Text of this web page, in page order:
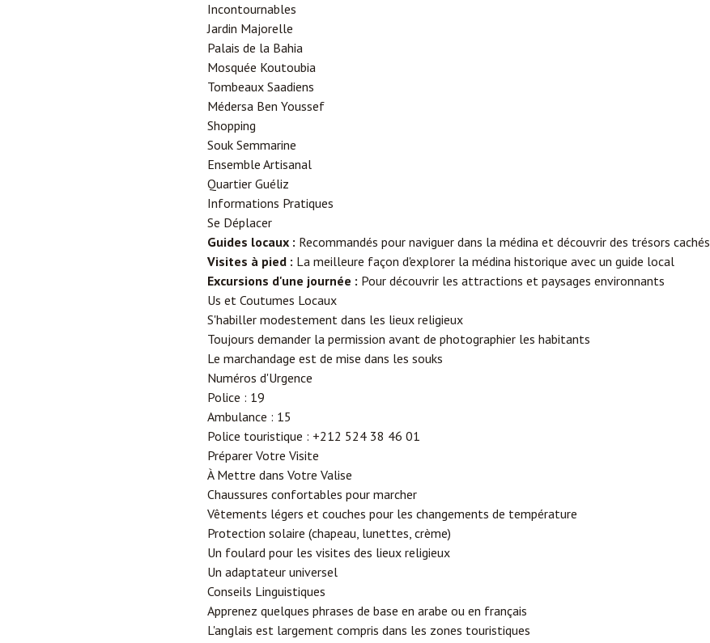
Incontournables
Jardin Majorelle
Palais de la Bahia
Mosquée Koutoubia
Tombeaux Saadiens
Médersa Ben Youssef
Shopping
Souk Semmarine
Ensemble Artisanal
Quartier Guéliz
Informations Pratiques
Se Déplacer
Guides locaux : Recommandés pour naviguer dans la médina et découvrir des trésors cachés
Visites à pied : La meilleure façon d'explorer la médina historique avec un guide local
Excursions d'une journée : Pour découvrir les attractions et paysages environnants
Us et Coutumes Locaux
S'habiller modestement dans les lieux religieux
Toujours demander la permission avant de photographier les habitants
Le marchandage est de mise dans les souks
Numéros d'Urgence
Police : 19
Ambulance : 15
Police touristique : +212 524 38 46 01
Préparer Votre Visite
À Mettre dans Votre Valise
Chaussures confortables pour marcher
Vêtements légers et couches pour les changements de température
Protection solaire (chapeau, lunettes, crème)
Un foulard pour les visites des lieux religieux
Un adaptateur universel
Conseils Linguistiques
Apprenez quelques phrases de base en arabe ou en français
L'anglais est largement compris dans les zones touristiques